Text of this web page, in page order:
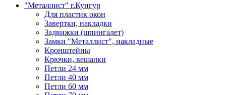
"Металлист" г.Кунгур
Для пластик окон
Завертки, накладки
Задвижки (шпингалет)
Замки "Металлист", накладные
Кронштейны
Крючки, вешалки
Петли 24 мм
Петли 40 мм
Петли 60 мм